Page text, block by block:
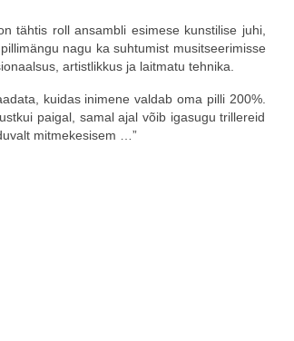
tähtis roll ansambli esimese kunstilise juhi,
nagu ka suhtumist musitseerimisse
artistlikkus ja laitmatu tehnika.
kuidas inimene valdab oma pilli 200%.
paigal, samal ajal võib igasugu trillereid
mitmekesisem …”